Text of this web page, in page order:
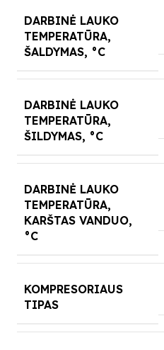
DARBINĖ LAUKO
TEMPERATŪRA,
ŠALDYMAS, °C
DARBINĖ LAUKO
TEMPERATŪRA,
ŠILDYMAS, °C
DARBINĖ LAUKO
TEMPERATŪRA,
KARŠTAS VANDUO,
°C
KOMPRESORIAUS
TIPAS